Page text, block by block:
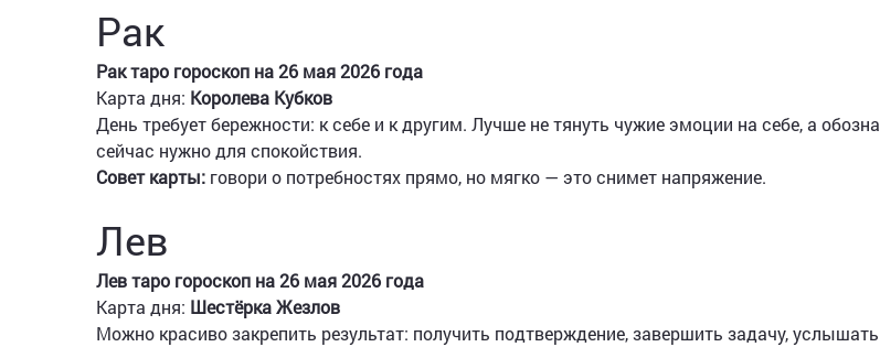
Рак
Рак таро гороскоп на 26 мая 2026 года
Карта дня: Королева Кубков
День требует бережности: к себе и к другим. Лучше не тянуть чужие эмоции на себе, а
сейчас нужно для спокойствия.
Совет карты: говори о потребностях прямо, но мягко — это снимет напряжение.
Лев
Лев таро гороскоп на 26 мая 2026 года
Карта дня: Шестёрка Жезлов
Можно красиво закрепить результат: получить подтверждение, завершить задачу,